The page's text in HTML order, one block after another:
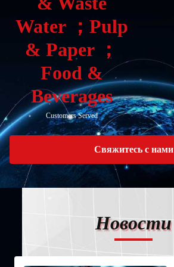
Water ；Pulp
& Paper ；
Food &
Beverages
Customers Served
Свяжитесь с нами
Новости